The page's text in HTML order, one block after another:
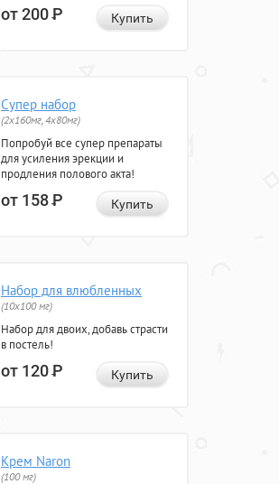
от 200Р Купить
Супер набор
(2х160мг, 4х80мг)
Попробуй все супер препараты
для усиления эрекции и
продления полового акта!
от 158Р Купить
Набор для влюбленных
(10х100 мг)
Набор для двоих, добавь страсти
в постель!
от 120Р Купить
Крем Naron
(100 мг)